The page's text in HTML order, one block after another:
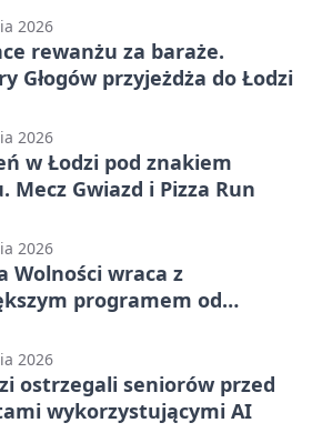
2026
rewanżu za baraże.
Głogów przyjeżdża do Łodzi
2026
w Łodzi pod znakiem
Mecz Gwiazd i Pizza Run
2026
Wolności wraca z
programem od
2026
ostrzegali seniorów przed
wykorzystującymi AI